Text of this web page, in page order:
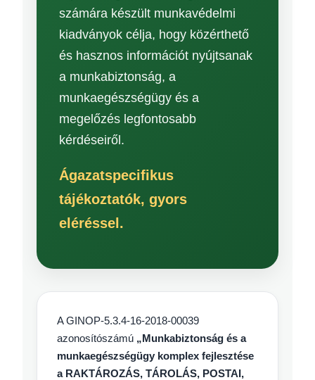
számára készült munkavédelmi
kiadványok célja, hogy közérthető
és hasznos információt nyújtsanak
a munkabiztonság, a
munkaegészségügy és a
megelőzés legfontosabb
kérdéseiről.
Ágazatspecifikus
tájékoztatók, gyors
eléréssel.
A GINOP-5.3.4-16-2018-00039
azonosítószámú „Munkabiztonság és a
munkaegészségügy komplex fejlesztése
a RAKTÁROZÁS, TÁROLÁS, POSTAI,